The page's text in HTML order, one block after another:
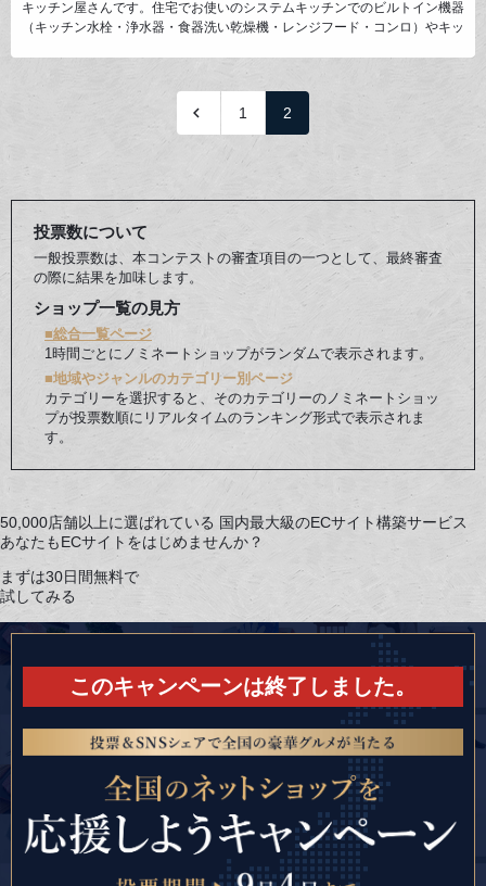
キッチン屋さんです。住宅でお使いのシステムキッチンでのビルトイン機器
（キッチン水栓・浄水器・食器洗い乾燥機・レンジフード・コンロ）やキッ
 1 2
投票数について
一般投票数は、本コンテストの審査項目の一つとして、最終審査
の際に結果を加味します。
ショップ一覧の見方
■総合一覧ページ
1時間ごとにノミネートショップがランダムで表示されます。
■地域やジャンルのカテゴリー別ページ
カテゴリーを選択すると、そのカテゴリーのノミネートショッ
プが投票数順にリアルタイムのランキング形式で表示されま
す。
50,000店舗以上に選ばれている 国内最大級のECサイト構築サービス
あなたもECサイトをはじめませんか？
まずは30日間無料で
試してみる
このキャンペーンは終了しました。